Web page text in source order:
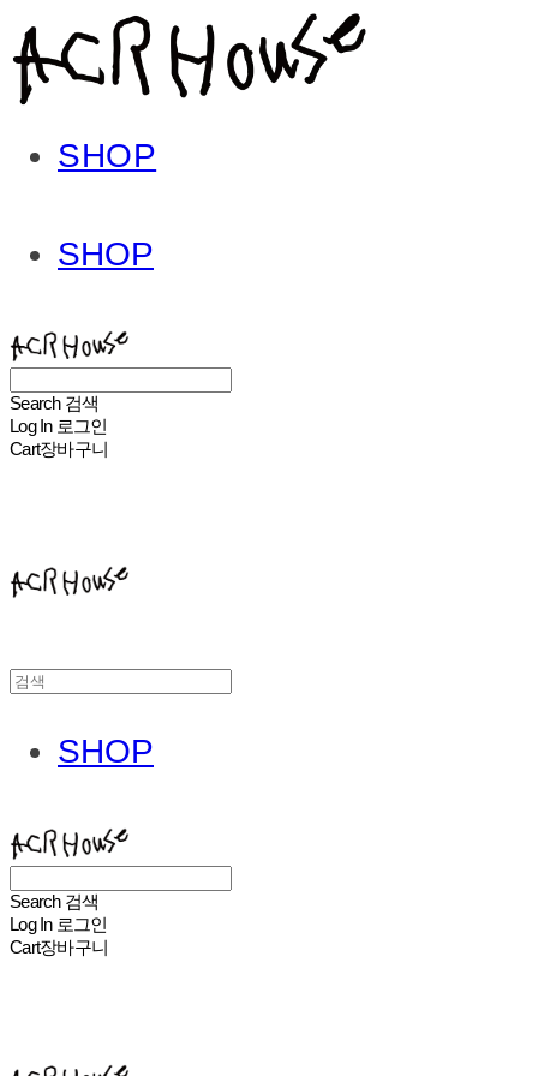
SHOP
SHOP
Search 검색
Log In 로그인
Cart장바구니
SHOP
Search 검색
Log In 로그인
Cart장바구니